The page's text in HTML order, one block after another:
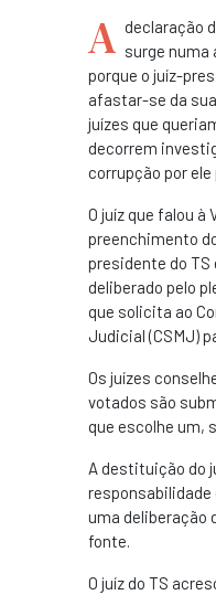
A declaração
surge numa
porque o juíz-
afastar-se da
juízes que
decorrem
corrupção por
O juíz que falou à
preenchimento
presidente do
deliberado pelo
que solicita ao
Judicial (CSMJ)
Os juízes
votados são
que escolhe um,
A destituição do
responsabilidade
uma deliberação
fonte.
O juíz do TS